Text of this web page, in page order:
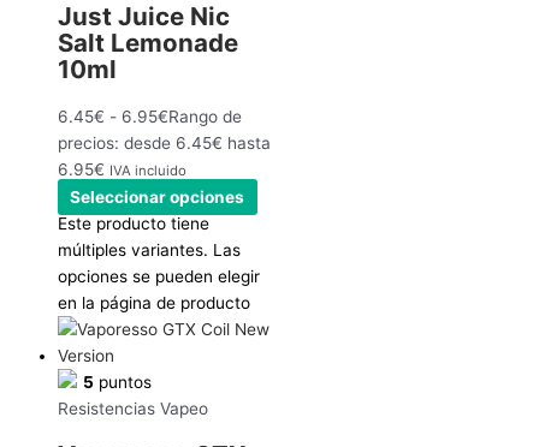
Just Juice Nic
Salt Lemonade
10ml
6.45€ - 6.95€Rango de
precios: desde 6.45€ hasta
6.95€ IVA incluido
Seleccionar opciones
Este producto tiene
múltiples variantes. Las
opciones se pueden elegir
en la página de producto
5 puntos
Resistencias Vapeo